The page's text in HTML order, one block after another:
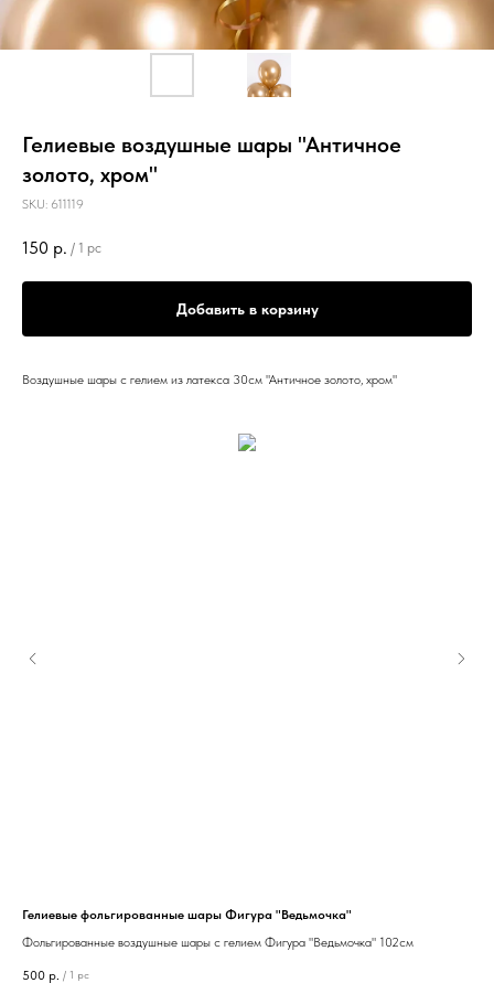
Гелиевые воздушные шары "Античное
золото, хром"
SKU: 611119
150 р. / 1 pc
Добавить в корзину
Воздушные шары с гелием из латекса 30см "Античное золото, хром"
Гелиевые фольгированные шары Фигура "Ведьмочка"
Фольгированные воздушные шары с гелием Фигура "Ведьмочка" 102см
500 р. / 1 pc